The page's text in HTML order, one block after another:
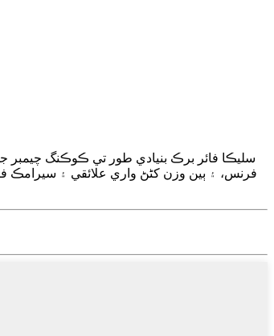
سليڪا فائر برڪ بنيادي طور تي ڪوڪنگ
فرنس، ۽ ٻين وزن کڻڻ واري علائقي ۽ سيرامڪ